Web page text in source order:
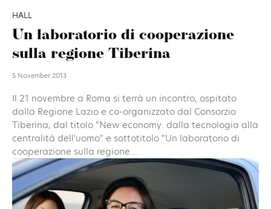
HALL
Un laboratorio di cooperazione
sulla regione Tiberina
5 November 2013
Il 21 novembre a Roma si terrà un incontro, ospitato
dalla Regione Lazio e co-organizzato dal Consorzio
Tiberina, dal titolo "New economy: dalla tecnologia alla
centralità dell'uomo" e sottotitolo "Un laboratorio di
cooperazione sulla regione...